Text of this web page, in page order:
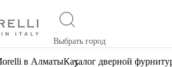
Выбрать город
в АлматыКаталог дверной